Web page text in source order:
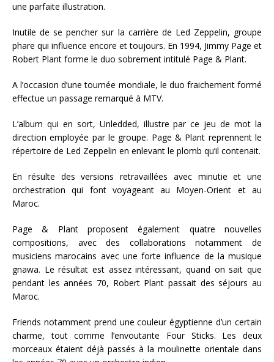
une parfaite illustration.
Inutile de se pencher sur la carrière de Led Zeppelin, groupe
phare qui influence encore et toujours. En 1994, Jimmy Page et
Robert Plant forme le duo sobrement intitulé Page & Plant.
A l’occasion d’une tournée mondiale, le duo fraichement formé
effectue un passage remarqué à MTV.
L’album qui en sort, Unledded, illustre par ce jeu de mot la
direction employée par le groupe. Page & Plant reprennent le
répertoire de Led Zeppelin en enlevant le plomb qu’il contenait.
En résulte des versions retravaillées avec minutie et une
orchestration qui font voyageant au Moyen-Orient et au
Maroc.
Page & Plant proposent également quatre nouvelles
compositions, avec des collaborations notamment de
musiciens marocains avec une forte influence de la musique
gnawa. Le résultat est assez intéressant, quand on sait que
pendant les années 70, Robert Plant passait des séjours au
Maroc.
Friends notamment prend une couleur égyptienne d’un certain
charme, tout comme l’envoutante Four Sticks. Les deux
morceaux étaient déjà passés à la moulinette orientale dans